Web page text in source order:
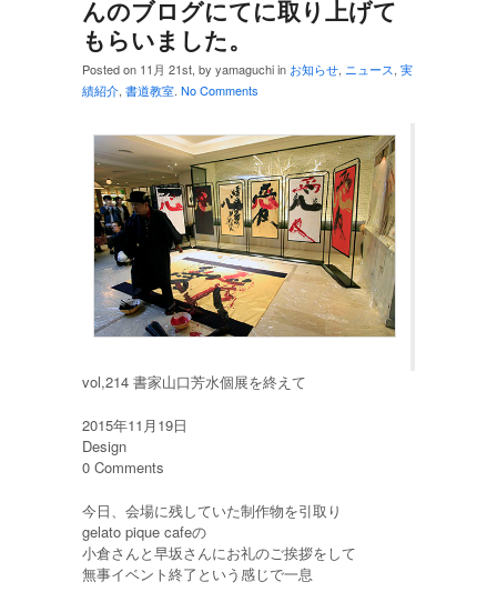
んのブログにてに取り上げて
もらいました。
Posted on 11月 21st, by yamaguchi in お知らせ, ニュース, 実
績紹介, 書道教室. No Comments
vol,214 書家山口芳水個展を終えて
2015年11月19日
Design
0 Comments
今日、会場に残していた制作物を引取り
gelato pique cafeの
小倉さんと早坂さんにお礼のご挨拶をして
無事イベント終了という感じで一息